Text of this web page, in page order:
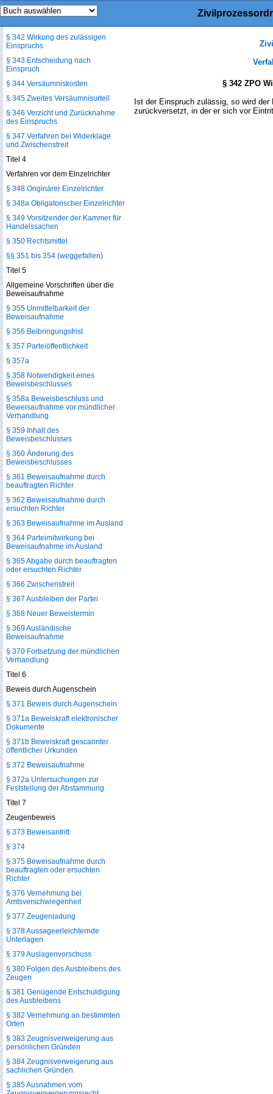
§ 342 ZPO
Ist der Einspruch zulässig, so wird
zurückversetzt, in der er sich vor
§ 341 Einspruchsprüfung
§ 342 Wirkung des zulässigen
Einspruchs
§ 343 Entscheidung nach
Einspruch
§ 344 Versäumniskosten
§ 345 Zweites Versäumnisurteil
§ 346 Verzicht und Zurücknahme
des Einspruchs
§ 347 Verfahren bei Widerklage
und Zwischenstreit
Titel 4
Verfahren vor dem Einzelrichter
§ 348 Originärer Einzelrichter
§ 348a Obligatorischer Einzelrichter
§ 349 Vorsitzender der Kammer für
Handelssachen
§ 350 Rechtsmittel
§§ 351 bis 354 (weggefallen)
Titel 5
Allgemeine Vorschriften über die
Beweisaufnahme
§ 355 Unmittelbarkeit der
Beweisaufnahme
§ 356 Beibringungsfrist
§ 357 Parteiöffentlichkeit
§ 357a
§ 358 Notwendigkeit eines
Beweisbeschlusses
§ 358a Beweisbeschluss und
Beweisaufnahme vor mündlicher
Verhandlung
§ 359 Inhalt des
Beweisbeschlusses
§ 360 Änderung des
Beweisbeschlusses
§ 361 Beweisaufnahme durch
beauftragten Richter
§ 362 Beweisaufnahme durch
ersuchten Richter
§ 363 Beweisaufnahme im Ausland
§ 364 Parteimitwirkung bei
Beweisaufnahme im Ausland
§ 365 Abgabe durch beauftragten
oder ersuchten Richter
§ 366 Zwischenstreit
§ 367 Ausbleiben der Partei
§ 368 Neuer Beweistermin
§ 369 Ausländische
Beweisaufnahme
§ 370 Fortsetzung der mündlichen
Verhandlung
Titel 6
Beweis durch Augenschein
§ 371 Beweis durch Augenschein
§ 371a Beweiskraft elektronischer
Dokumente
§ 371b Beweiskraft gescannter
öffentlicher Urkunden
§ 372 Beweisaufnahme
§ 372a Untersuchungen zur
Feststellung der Abstammung
Titel 7
Zeugenbeweis
§ 373 Beweisantritt
§ 374
§ 375 Beweisaufnahme durch
beauftragten oder ersuchten
Richter
§ 376 Vernehmung bei
Amtsverschwiegenheit
§ 377 Zeugenladung
§ 378 Aussageerleichternde
Unterlagen
§ 379 Auslagenvorschuss
§ 380 Folgen des Ausbleibens des
Zeugen
§ 381 Genügende Entschuldigung
des Ausbleibens
§ 382 Vernehmung an bestimmten
Orten
§ 383 Zeugnisverweigerung aus
persönlichen Gründen
§ 384 Zeugnisverweigerung aus
sachlichen Gründen
§ 385 Ausnahmen vom